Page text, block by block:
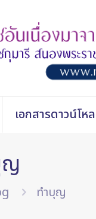
เอกสารดาวน์โห
ญ
ทำบุญ